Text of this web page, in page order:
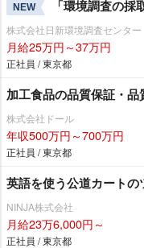
NEW 「環境調査の
株式会社日新環境調査センター
月給25万円～37万円
正社員 / 東京都
加工食品の品質保証・
株式会社ドール
年収500万円～700万円
正社員 / 東京都
英語を使う公道カートの
NINJA株式会社
月給23万6,000円～
正社員 / 東京都